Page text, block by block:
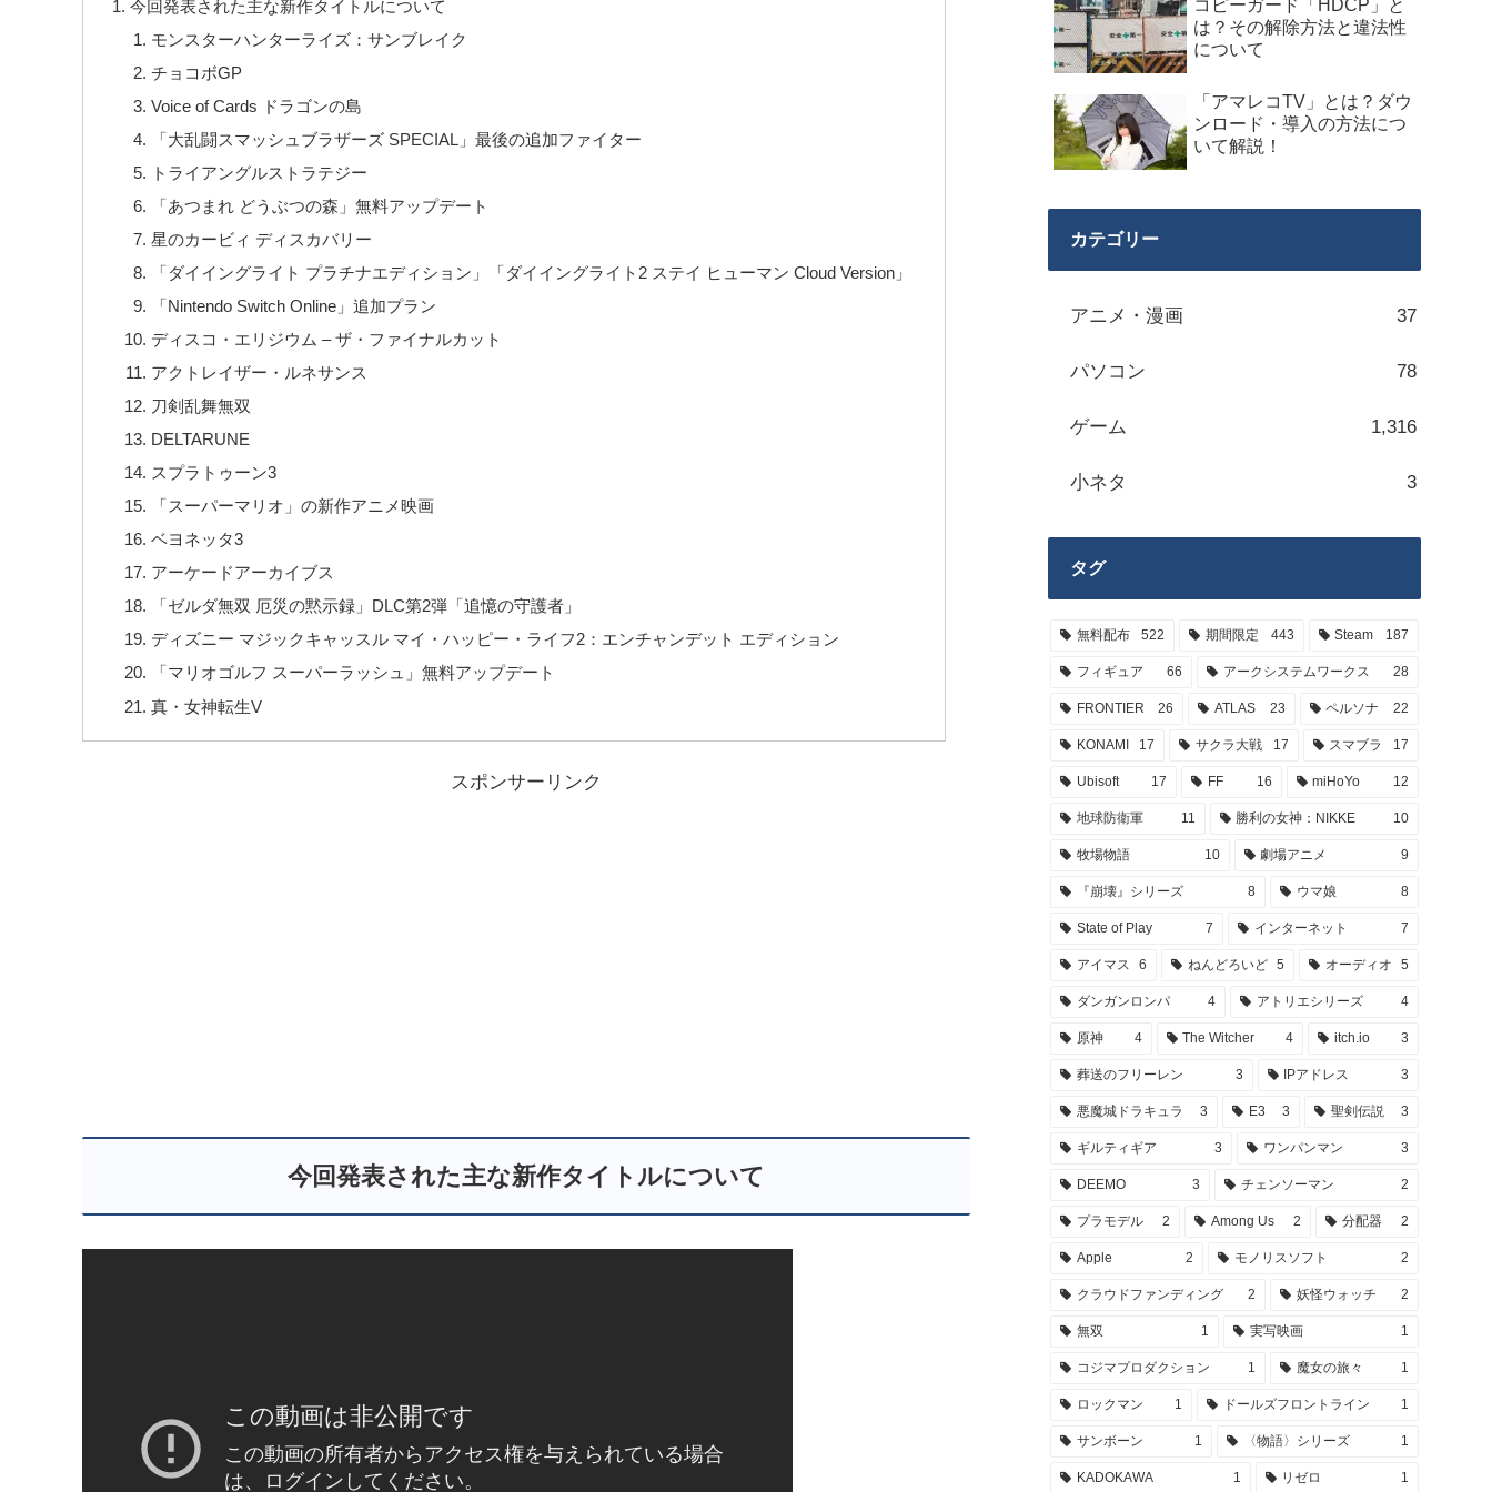
今回発表された主な新作タイトルについて
モンスターハンターライズ：サンブレイク
チョコボGP
Voice of Cards ドラゴンの島
「大乱闘スマッシュブラザーズ SPECIAL」最後の追加ファイター
トライアングルストラテジー
「あつまれ どうぶつの森」無料アップデート
星のカービィ ディスカバリー
「ダイイングライト プラチナエディション」「ダイイングライト2 ステイ ヒューマン Cloud Version」
「Nintendo Switch Online」追加プラン
ディスコ・エリジウム – ザ・ファイナルカット
アクトレイザー・ルネサンス
刀剣乱舞無双
DELTARUNE
スプラトゥーン3
「スーパーマリオ」の新作アニメ映画
ベヨネッタ3
アーケードアーカイブス
「ゼルダ無双 厄災の黙示録」DLC第2弾「追憶の守護者」
ディズニー マジックキャッスル マイ・ハッピー・ライフ2：エンチャンデット エディション
「マリオゴルフ スーパーラッシュ」無料アップデート
真・女神転生V
スポンサーリンク
今回発表された主な新作タイトルについて
コピーガード「HDCP」と
は？その解除方法と違法性
について
「アマレコTV」とは？ダウ
ンロード・導入の方法につ
いて解説！
カテゴリー
アニメ・漫画 37
パソコン 78
ゲーム 1,316
小ネタ 3
タグ
無料配布 522 期間限定 443 Steam 187
フィギュア 66 アークシステムワークス 28
FRONTIER 26 ATLAS 23 ペルソナ 22
KONAMI 17 サクラ大戦 17 スマブラ 17
Ubisoft 17 FF 16 miHoYo 12
地球防衛軍 11 勝利の女神：NIKKE 10
牧場物語 10 劇場アニメ 9
『崩壊』シリーズ 8 ウマ娘 8
State of Play 7 インターネット 7
アイマス 6 ねんどろいど 5 オーディオ 5
ダンガンロンパ 4 アトリエシリーズ 4
原神 4 The Witcher 4 itch.io 3
葬送のフリーレン 3 IPアドレス 3
悪魔城ドラキュラ 3 E3 3 聖剣伝説 3
ギルティギア 3 ワンパンマン 3
DEEMO 3 チェンソーマン 2
プラモデル 2 Among Us 2 分配器 2
Apple 2 モノリスソフト 2
クラウドファンディング 2 妖怪ウォッチ 2
無双 1 実写映画 1
コジマプロダクション 1 魔女の旅々 1
ロックマン 1 ドールズフロントライン 1
サンボーン 1 〈物語〉シリーズ 1
KADOKAWA 1 リゼロ 1